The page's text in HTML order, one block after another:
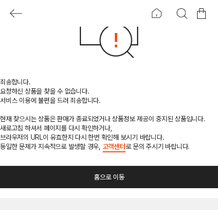
죄송합니다.
요청하신 상품을 찾을 수 없습니다.
서비스 이용에 불편을 드려 죄송합니다.
현재 찾으시는 상품은 판매가 종료되었거나 상품정보 제공이 중지된 상품입니다.
새로고침 하셔서 페이지를 다시 확인하거나,
브라우저의 URL이 유효한지 다시 한번 확인해 보시기 바랍니다.
동일한 문제가 지속적으로 발생할 경우, 고객센터로 문의 주시기 바랍니다.
홈으로 이동